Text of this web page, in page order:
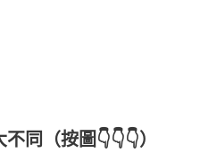
同（按圖👇👇👇）